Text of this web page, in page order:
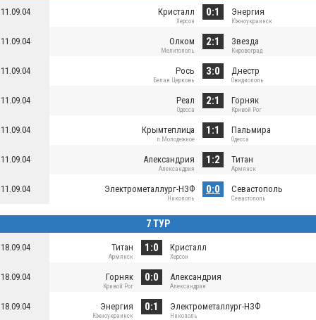
11.09.04 Кристалл
Херсон
0:1 Энергия
Южноукраинск
11.09.04 Олком
Мелитополь
2:1 Звезда
Кировоград
11.09.04 Рось
Белая Церковь
3:0 Днестр
Овидиополь
11.09.04 Реал
Одесса
2:1 Горняк
Кривой Рог
11.09.04 Крымтеплица
п.Молодежное
1:1 Пальмира
Одесса
11.09.04 Александрия
Александрия
1:2 Титан
Армянск
11.09.04 Электрометаллург-НЗФ
Никополь
0:0 Севастополь
Севастополь
7 ТУР
18.09.04 Титан
Армянск
1:0 Кристалл
Херсон
18.09.04 Горняк
Кривой Рог
0:0 Александрия
Александрия
18.09.04 Энергия
Южноукраинск
0:1 Электрометаллург-НЗФ
Никополь